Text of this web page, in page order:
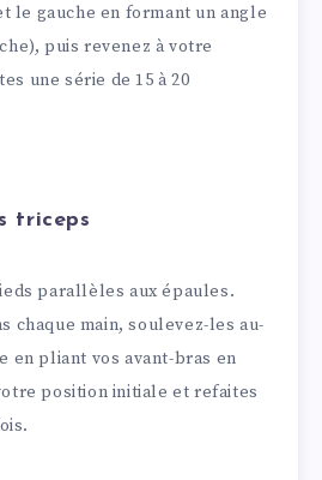
le gauche en formant un angle
puis revenez à votre
une série de 15 à 20
triceps
parallèles aux épaules.
chaque main, soulevez-les au-
en pliant vos avant-bras en
position initiale et refaites